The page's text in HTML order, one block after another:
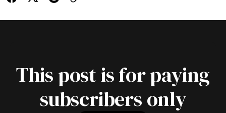
This post is for paying
subscribers only